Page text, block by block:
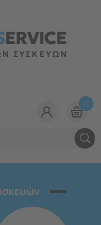
ERVICE
ΣΥΣΚΕΥΩΝ
0